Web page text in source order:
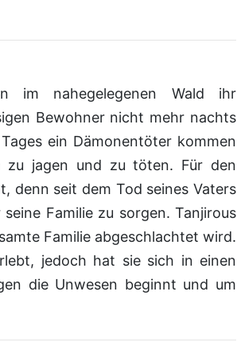
Bewohner nicht mehr nachts
ein Dämonentöter kommen
zu jagen und zu töten. Für den
denn seit dem Tod seines Vaters
Familie zu sorgen. Tanjirous
Familie abgeschlachtet wird.
jedoch hat sie sich in einen
die Unwesen beginnt und um